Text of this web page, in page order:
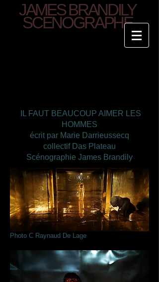
JAMES BRANDILY
SCENOGRAPHE
IL FAUT BEAUCOUP AIMER LES
HOMMES
écrit par Marie Darrieussecq
collectif Das Plateau
Scénographie James Brandily
Photo C Raynaud De Lage